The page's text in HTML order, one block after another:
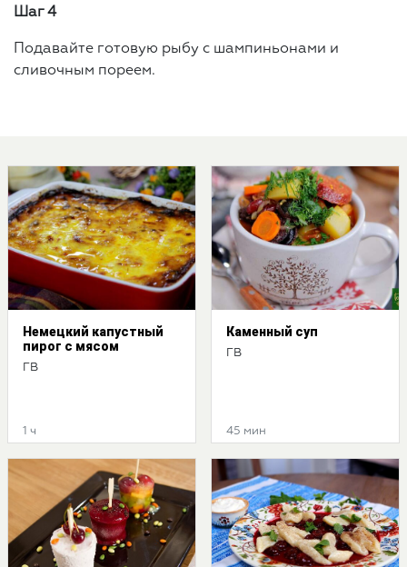
Шаг 4
Подавайте готовую рыбу с шампиньонами и
сливочным пореем.
Немецкий капустный
пирог с мясом
ГВ
1 ч
Каменный суп
ГВ
45 мин